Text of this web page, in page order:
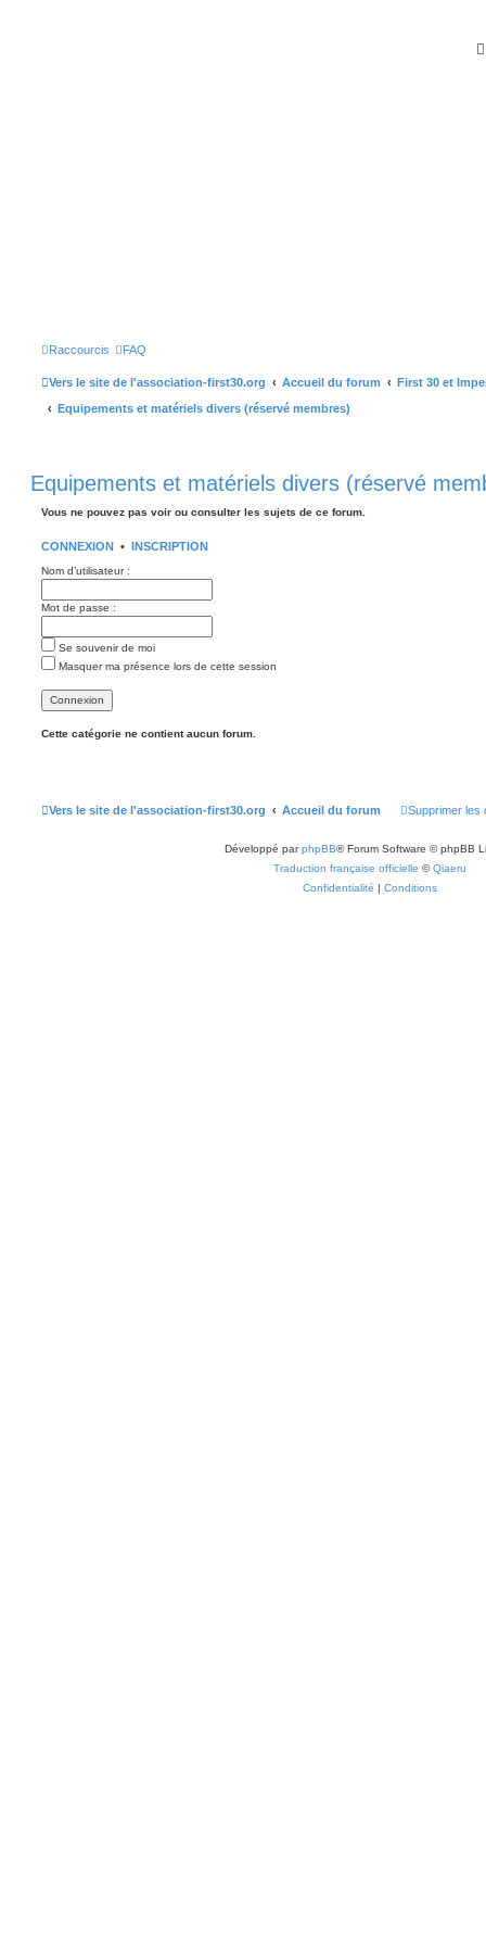
Raccourcis FAQ
Vers le site de l'association-first30.org Accueil du forum
First 30 et
Equipements et matériels divers (réservé membres)
Equipements et matériels divers (réservé
Vous ne pouvez pas voir ou consulter les sujets de ce forum.
CONNEXION • INSCRIPTION
Nom d’utilisateur :
Mot de passe :
Se souvenir de moi
Masquer ma présence lors de cette session
Cette catégorie ne contient aucun forum.
Vers le site de l'association-first30.org Accueil du forum Supprimer les
Développé parphpBB® Forum Software © phpBB
Traduction française officielle ©Qiaeru
Confidentialité | Conditions